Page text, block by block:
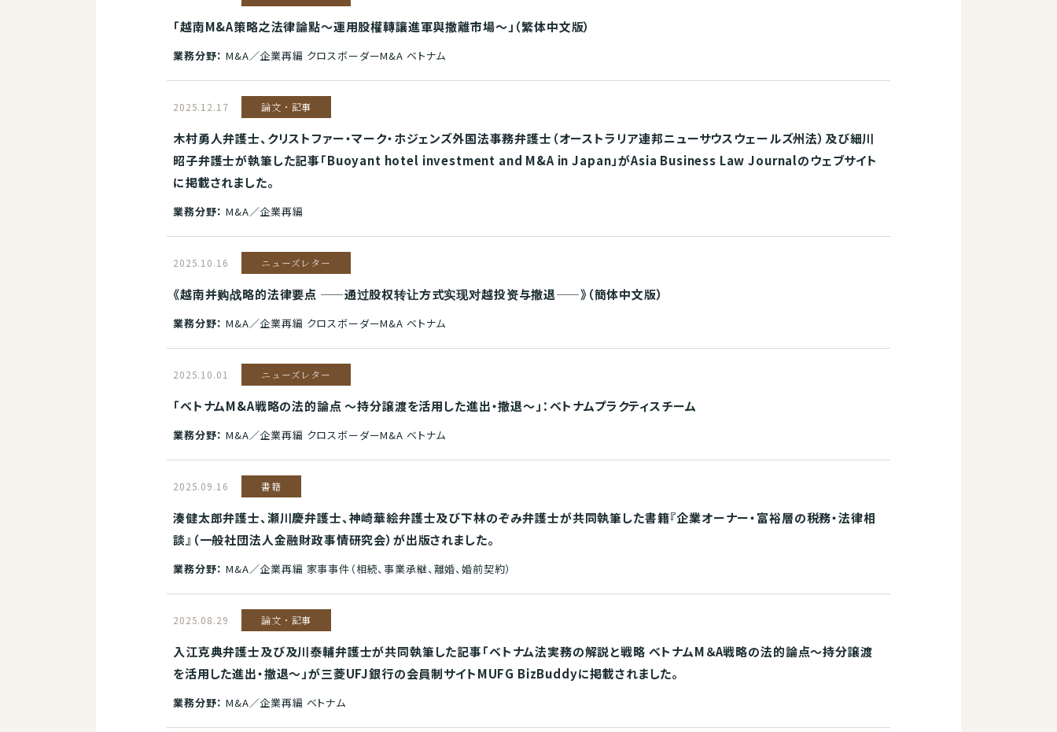
「越南M&A策略之法律論點～運用股權轉讓進軍與撤離市場～」（繁体中文版）
業務分野： M&A／企業再編 クロスボーダーM&A ベトナム
2025.12.17 論文・記事
木村勇人弁護士、クリストファー・マーク・ホジェンズ外国法事務弁護士（オーストラリア連邦ニューサウスウェールズ州法）及び細川
昭子弁護士が執筆した記事「Buoyant hotel investment and M&A in Japan」がAsia Business Law Journalのウェブサイト
に掲載されました。
業務分野： M&A／企業再編
2025.10.16 ニューズレター
《越南并购战略的法律要点 ——通过股权转让方式实现对越投资与撤退——》（簡体中文版）
業務分野： M&A／企業再編 クロスボーダーM&A ベトナム
2025.10.01 ニューズレター
「ベトナムM&A戦略の法的論点 ～持分譲渡を活用した進出・撤退～」：ベトナムプラクティスチーム
業務分野： M&A／企業再編 クロスボーダーM&A ベトナム
2025.09.16 書籍
湊健太郎弁護士、瀬川慶弁護士、神崎華絵弁護士及び下林のぞみ弁護士が共同執筆した書籍『企業オーナー・富裕層の税務・法律相
談』（一般社団法人金融財政事情研究会）が出版されました。
業務分野： M&A／企業再編 家事事件（相続、事業承継、離婚、婚前契約）
2025.08.29 論文・記事
入江克典弁護士及び及川泰輔弁護士が共同執筆した記事「ベトナム法実務の解説と戦略 ベトナムM＆A戦略の法的論点～持分譲渡
を活用した進出・撤退～」が三菱UFJ銀行の会員制サイトMUFG BizBuddyに掲載されました。
業務分野： M&A／企業再編 ベトナム